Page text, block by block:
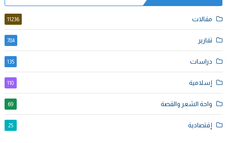
مقالات 11236
تقارير 784
دراسات 135
إسلامية 110
واحة الشعر والقصة 69
إقتصادية 25